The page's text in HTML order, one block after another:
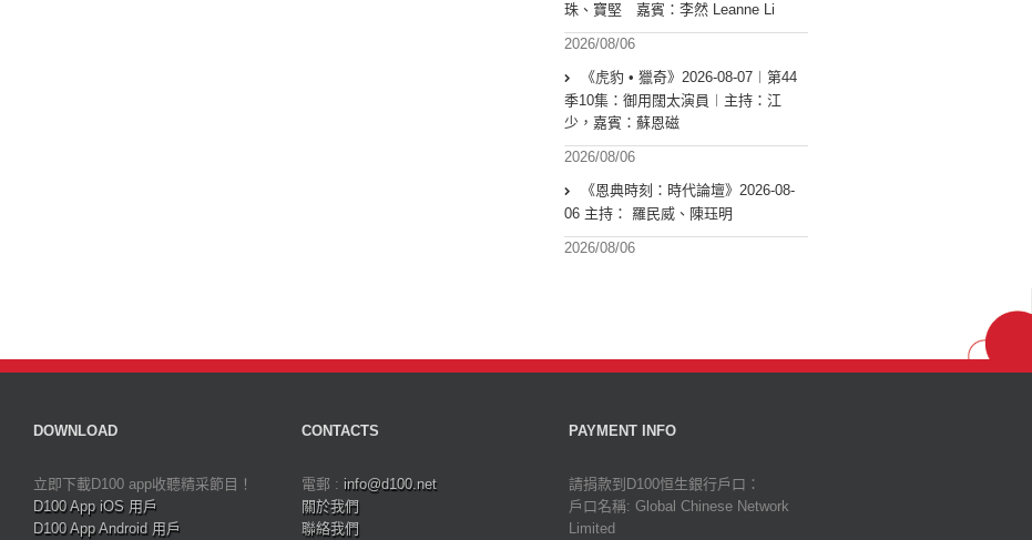
珠、寶堅 嘉賓：李然 Leanne Li
2026/08/06
《虎豹 • 獵奇》2026-08-07︱第44
季10集：御用闊太演員︱主持：江
少，嘉賓：蘇恩磁
2026/08/06
《恩典時刻：時代論壇》2026-08-
06 主持： 羅民威、陳珏明
2026/08/06
DOWNLOAD
立即下載D100 app收聽精采節目！
D100 App iOS 用戶
D100 App Android 用戶
CONTACTS
電郵 : info@d100.net
關於我們
聯絡我們
PAYMENT INFO
請捐款到D100恒生銀行戶口：
戶口名稱: Global Chinese Network
Limited